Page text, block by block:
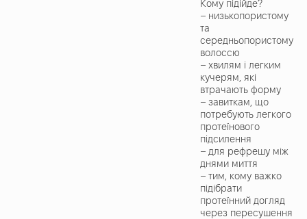
Кому підійде?
– низькопористому
та
середньопористому
волоссю
– хвилям і легким
кучерям, які
втрачають форму
– завиткам, що
потребують легкого
протеїнового
підсилення
– для рефрешу між
днями миття
– тим, кому важко
підібрати
протеїнний догляд
через пересушення